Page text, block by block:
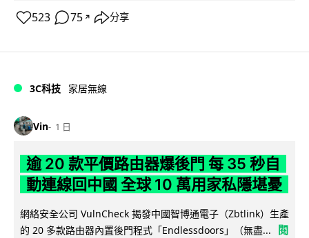
523 75 ↗ 分享
3C科技 家居無線
Vin 1 日
逾 20 款平價路由器爆後門 每 35 秒自
動連線回中國 全球 10 萬用家私隱堪憂
網絡安全公司 VulnCheck 揭發中國智博通電子（Zbtlink）生產
的 20 多款路由器內置後門程式「Endlessdoors」（無盡...
閱